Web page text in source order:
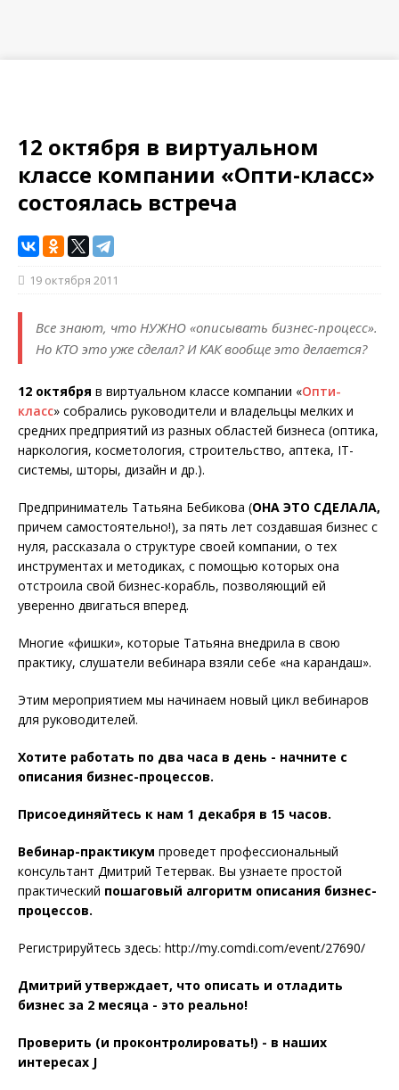
12 октября в виртуальном
классе компании «Опти-класс»
состоялась встреча
19 октября 2011
Все знают, что НУЖНО «описывать бизнес-процесс».
Но КТО это уже сделал? И КАК вообще это делается?
12 октября в виртуальном классе компании «Опти-
класс» собрались руководители и владельцы мелких и
средних предприятий из разных областей бизнеса (оптика,
наркология, косметология, строительство, аптека, IT-
системы, шторы, дизайн и др.).
Предприниматель Татьяна Бебикова (ОНА ЭТО СДЕЛАЛА,
причем самостоятельно!), за пять лет создавшая бизнес с
нуля, рассказала о структуре своей компании, о тех
инструментах и методиках, с помощью которых она
отстроила свой бизнес-корабль, позволяющий ей
уверенно двигаться вперед.
Многие «фишки», которые Татьяна внедрила в свою
практику, слушатели вебинара взяли себе «на карандаш».
Этим мероприятием мы начинаем новый цикл вебинаров
для руководителей.
Хотите работать по два часа в день - начните с
описания бизнес-процессов.
Присоединяйтесь к нам 1 декабря в 15 часов.
Вебинар-практикум проведет профессиональный
консультант Дмитрий Тетервак. Вы узнаете простой
практический пошаговый алгоритм описания бизнес-
процессов.
Регистрируйтесь здесь: http://my.comdi.com/event/27690/
Дмитрий утверждает, что описать и отладить
бизнес за 2 месяца - это реально!
Проверить (и проконтролировать!) - в наших
интересах J